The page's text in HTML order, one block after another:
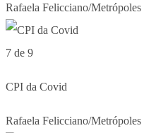
Rafaela Felicciano/Metrópoles
7 de 9
CPI da Covid
Rafaela Felicciano/Metrópoles